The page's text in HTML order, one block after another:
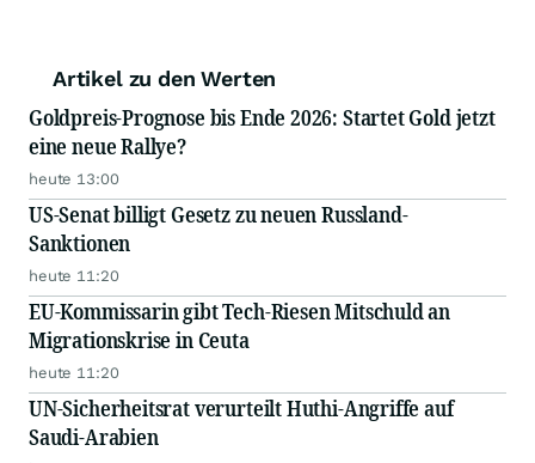
Artikel zu den Werten
Goldpreis-Prognose bis Ende 2026: Startet Gold jetzt
eine neue Rallye?
heute 13:00
US-Senat billigt Gesetz zu neuen Russland-
Sanktionen
heute 11:20
EU-Kommissarin gibt Tech-Riesen Mitschuld an
Migrationskrise in Ceuta
heute 11:20
UN-Sicherheitsrat verurteilt Huthi-Angriffe auf
Saudi-Arabien